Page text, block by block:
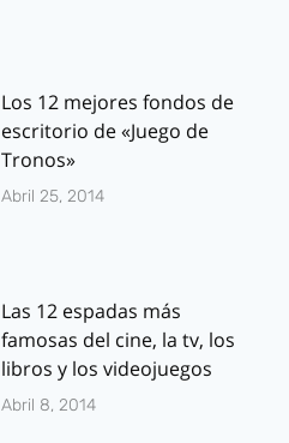
Los 12 mejores fondos de
escritorio de «Juego de
Tronos»
Abril 25, 2014
Las 12 espadas más
famosas del cine, la tv, los
libros y los videojuegos
Abril 8, 2014